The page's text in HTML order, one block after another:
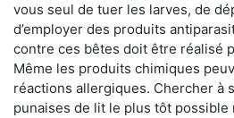
vous seul de tuer les larves, de
d’employer des produits
contre ces bêtes doit être réalisé
Même les produits chimiques
réactions allergiques. Chercher à
punaises de lit le plus tôt